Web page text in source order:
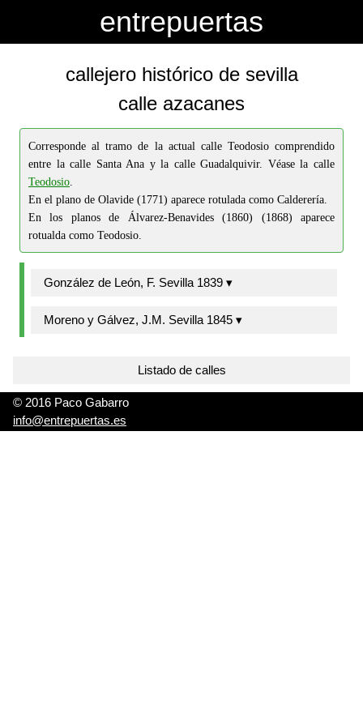
entrepuertas
callejero histórico de sevilla
calle azacanes
Corresponde al tramo de la actual calle Teodosio comprendido
entre la calle Santa Ana y la calle Guadalquivir. Véase la calle
Teodosio.
En el plano de Olavide (1771) aparece rotulada como Calderería.
En los planos de Álvarez-Benavides (1860) (1868) aparece
rotualda como Teodosio.
González de León, F. Sevilla 1839 ▾
Moreno y Gálvez, J.M. Sevilla 1845 ▾
Listado de calles
© 2016 Paco Gabarro
info@entrepuertas.es